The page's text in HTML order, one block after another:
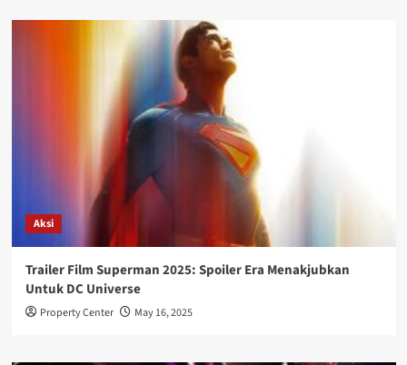
Aksi
Trailer Film Superman 2025: Spoiler Era Menakjubkan
Untuk DC Universe
Property Center May 16, 2025